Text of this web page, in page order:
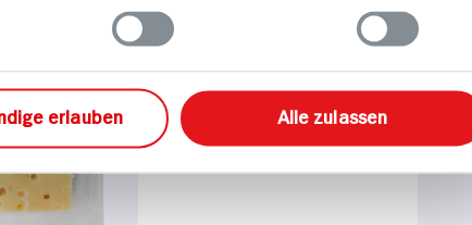
erlauben Alle zulassen